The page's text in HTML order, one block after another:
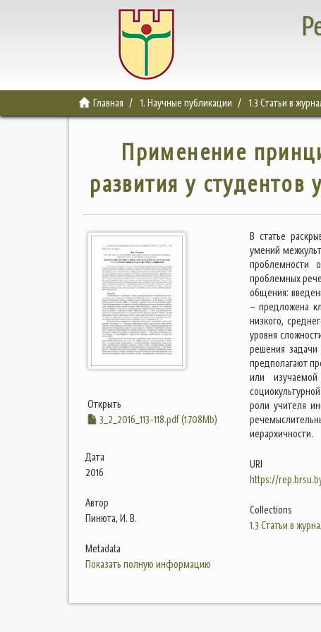
Главная 1. Научные публикации 1.3 Статьи в
Применение
развития у
Открыть
3_2_2016_113-118.pdf (1.708Mb)
Дата
2016
Автор
Пинюта, И. В.
Metadata
Показать полную информацию
В статье
умений
проблемности
проблемных
общения:
– предложена
низкого,
уровня
решения
предполагают
или
роли учителя
иерархичности.
URI
https://
Collections
1.3 Статьи в